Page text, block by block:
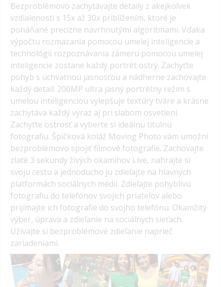
Bezproblémovo zachytávajte detaily z akejkoľvek
vzdialenosti s 15x až 30x priblížením, ktoré je
poháňané precízne navrhnutými algoritmami. Vďaka
výpočtu rozmazania pomocou umelej inteligencie a
technológii rozpoznávania zámeru pomocou umelej
inteligencie zostane každý portrét ostrý. Zachyťte
pohyb s úchvatnou jasnosťou a nádherne zachovajte
každý detail. 200MP ultra jasný portrétny režim s
umelou inteligenciou vylepšuje textúry tváre a krásne
zachytáva každý výraz aj pri slabom osvetlení.
Zachyťte ostrosť a vyberte si ideálnu titulnú
fotografiu. Špičková koláž Moving Photo vám umožní
bezproblémovo spojiť filmové fotografie. Zachovajte
zlaté 3 sekundy živých okamihov Live, nahrajte si
svoju cestu a jednoducho ju zdieľajte na hlavných
platformách sociálnych médií. Zdieľajte pohyblivú
fotografiu do telefónov svojich priateľov alebo
prijímajte ich fotografie do svojho telefónu. Okamžitý
výber, úprava a zdieľanie na sociálnych sieťach.
Užívajte si bezproblémové zdieľanie naprieč
zariadeniami.